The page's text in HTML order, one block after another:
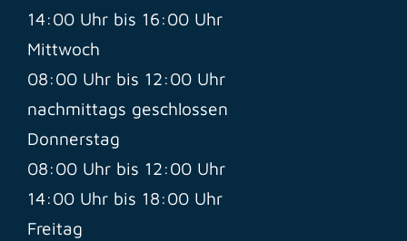
14:00 Uhr bis 16:00 Uhr
Mittwoch
08:00 Uhr bis 12:00 Uhr
nachmittags geschlossen
Donnerstag
08:00 Uhr bis 12:00 Uhr
14:00 Uhr bis 18:00 Uhr
Freitag